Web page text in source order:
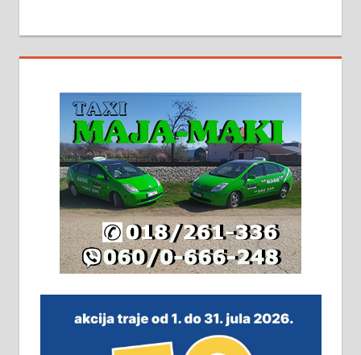
стамбене целине једна уз другу.
2х150м2, две гараже, централно
грејање на гас и дрва. Две
адресе. 063/71-74-023
Издајем комплетно опремљену
халу на Житковачком путу, на
плацу површине око 7 ари.
064/321-80-51; 063/102-35-25
м2 са плацем од 8 ари у Зеленом
виру у Алексинцу. Могућа
замена. 064/21-63-584